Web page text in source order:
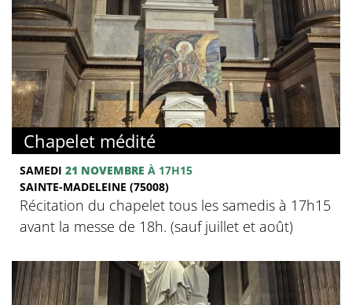
Chapelet médité
SAMEDI 21 NOVEMBRE À 17H15
SAINTE-MADELEINE (75008)
Récitation du chapelet tous les samedis à 17h15
avant la messe de 18h. (sauf juillet et août)